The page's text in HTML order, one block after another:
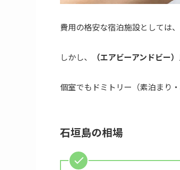
費用の格安な宿泊施設としては
しかし、 （エアビーアンドビー）
個室でもドミトリー（素泊まり
石垣島の相場